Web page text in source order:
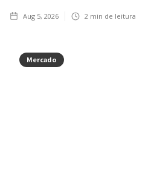
Aug 5, 2026 2 min de leitura
Mercado